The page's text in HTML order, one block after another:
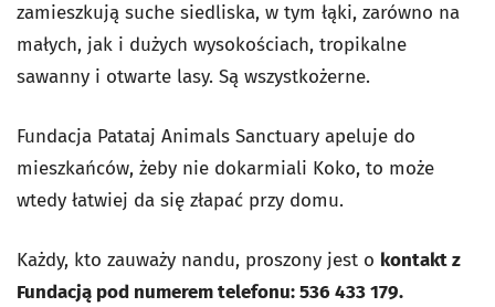
zamieszkują suche siedliska, w tym łąki, zarówno na
małych, jak i dużych wysokościach, tropikalne
sawanny i otwarte lasy. Są wszystkożerne.
Fundacja Patataj Animals Sanctuary apeluje do
mieszkańców, żeby nie dokarmiali Koko, to może
wtedy łatwiej da się złapać przy domu.
Każdy, kto zauważy nandu, proszony jest o kontakt z
Fundacją pod numerem telefonu: 536 433 179.